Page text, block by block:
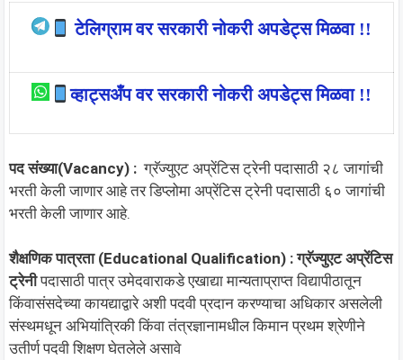
टेलिग्राम वर सरकारी नोकरी अपडेट्स मिळवा !!
व्हाट्सअँप वर सरकारी नोकरी अपडेट्स मिळवा !!
पद संख्या(Vacancy) : ग्रॅज्युएट अप्रेंटिस ट्रेनी पदासाठी २८ जागांची
भरती केली जाणार आहे तर डिप्लोमा अप्रेंटिस ट्रेनी पदासाठी ६० जागांची
भरती केली जाणार आहे.
शैक्षणिक पात्रता (Educational Qualification) : ग्रॅज्युएट अप्रेंटिस
ट्रेनीपदासाठी पात्र उमेदवाराकडे एखाद्या मान्यताप्राप्त विद्यापीठातून
किंवासंसदेच्या कायद्याद्वारे अशी पदवी प्रदान करण्याचा अधिकार असलेली
संस्थमधून अभियांत्रिकी किंवा तंत्रज्ञानामधील किमान प्रथम श्रेणीने
उतीर्ण पदवी शिक्षण घेतलेले असावे